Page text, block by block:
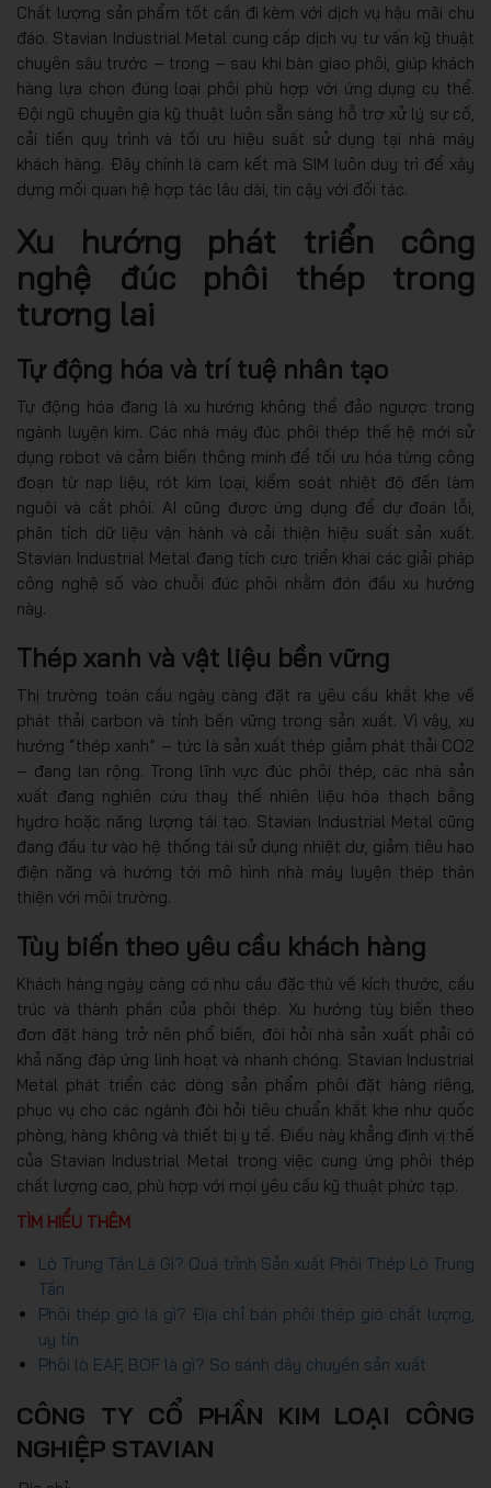
Chất lượng sản phẩm tốt cần đi kèm với dịch vụ hậu mãi chu
đáo. Stavian Industrial Metal cung cấp dịch vụ tư vấn kỹ thuật
chuyên sâu trước – trong – sau khi bàn giao phôi, giúp khách
hàng lựa chọn đúng loại phôi phù hợp với ứng dụng cụ thể.
Đội ngũ chuyên gia kỹ thuật luôn sẵn sàng hỗ trợ xử lý sự cố,
cải tiến quy trình và tối ưu hiệu suất sử dụng tại nhà máy
khách hàng. Đây chính là cam kết mà SIM luôn duy trì để xây
dựng mối quan hệ hợp tác lâu dài, tin cậy với đối tác.
Xu hướng phát triển công
nghệ đúc phôi thép trong
tương lai
Tự động hóa và trí tuệ nhân tạo
Tự động hóa đang là xu hướng không thể đảo ngược trong
ngành luyện kim. Các nhà máy đúc phôi thép thế hệ mới sử
dụng robot và cảm biến thông minh để tối ưu hóa từng công
đoạn từ nạp liệu, rót kim loại, kiểm soát nhiệt độ đến làm
nguội và cắt phôi. AI cũng được ứng dụng để dự đoán lỗi,
phân tích dữ liệu vận hành và cải thiện hiệu suất sản xuất.
Stavian Industrial Metal đang tích cực triển khai các giải pháp
công nghệ số vào chuỗi đúc phôi nhằm đón đầu xu hướng
này.
Thép xanh và vật liệu bền vững
Thị trường toàn cầu ngày càng đặt ra yêu cầu khắt khe về
phát thải carbon và tính bền vững trong sản xuất. Vì vậy, xu
hướng “thép xanh” – tức là sản xuất thép giảm phát thải CO2
– đang lan rộng. Trong lĩnh vực đúc phôi thép, các nhà sản
xuất đang nghiên cứu thay thế nhiên liệu hóa thạch bằng
hydro hoặc năng lượng tái tạo. Stavian Industrial Metal cũng
đang đầu tư vào hệ thống tái sử dụng nhiệt dư, giảm tiêu hao
điện năng và hướng tới mô hình nhà máy luyện thép thân
thiện với môi trường.
Tùy biến theo yêu cầu khách hàng
Khách hàng ngày càng có nhu cầu đặc thù về kích thước, cấu
trúc và thành phần của phôi thép. Xu hướng tùy biến theo
đơn đặt hàng trở nên phổ biến, đòi hỏi nhà sản xuất phải có
khả năng đáp ứng linh hoạt và nhanh chóng. Stavian Industrial
Metal phát triển các dòng sản phẩm phôi đặt hàng riêng,
phục vụ cho các ngành đòi hỏi tiêu chuẩn khắt khe như quốc
phòng, hàng không và thiết bị y tế. Điều này khẳng định vị thế
của Stavian Industrial Metal trong việc cung ứng phôi thép
chất lượng cao, phù hợp với mọi yêu cầu kỹ thuật phức tạp.
TÌM HIỂU THÊM
Lò Trung Tần Là Gì? Quá trình Sản xuất Phôi Thép Lò Trung
Tần
Phôi thép gió là gì? Địa chỉ bán phôi thép gió chất lượng,
uy tín
Phôi lò EAF, BOF là gì? So sánh dây chuyền sản xuất
CÔNG TY CỔ PHẦN KIM LOẠI CÔNG
NGHIỆP STAVIAN